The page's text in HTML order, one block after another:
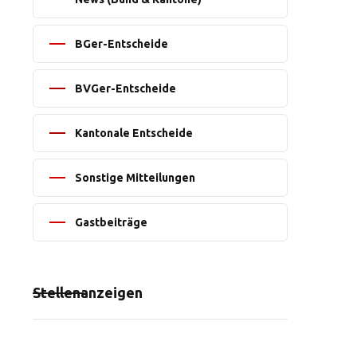
BGer-Entscheide
BVGer-Entscheide
Kantonale Entscheide
Sonstige Mitteilungen
Gastbeiträge
Stellenanzeigen